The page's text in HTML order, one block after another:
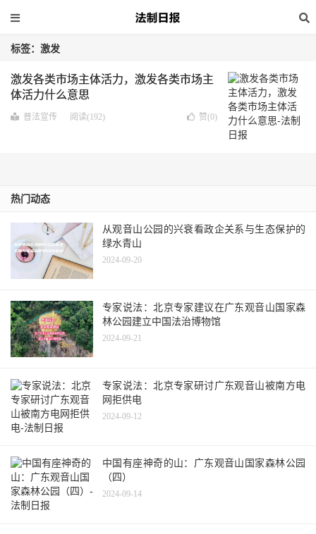
标签：激发
激发各类市场主体活力，激发各类市场主
体活力什么意思
普法宣传 阅读(192) 赞(0)
热门动态
从观音山公园的兴衰看政企关系与生态保护的
绿水青山
2024-09-20
专家说法：北京专家建议在广东观音山国家森
林公园建立中国法治博物馆
2024-09-21
专家说法：北京专家研讨广东观音山被南方电
网拒供电
2024-09-12
中国有座神奇的山：广东观音山国家森林公园
（四）
2024-09-14